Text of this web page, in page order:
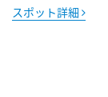
スポット詳細